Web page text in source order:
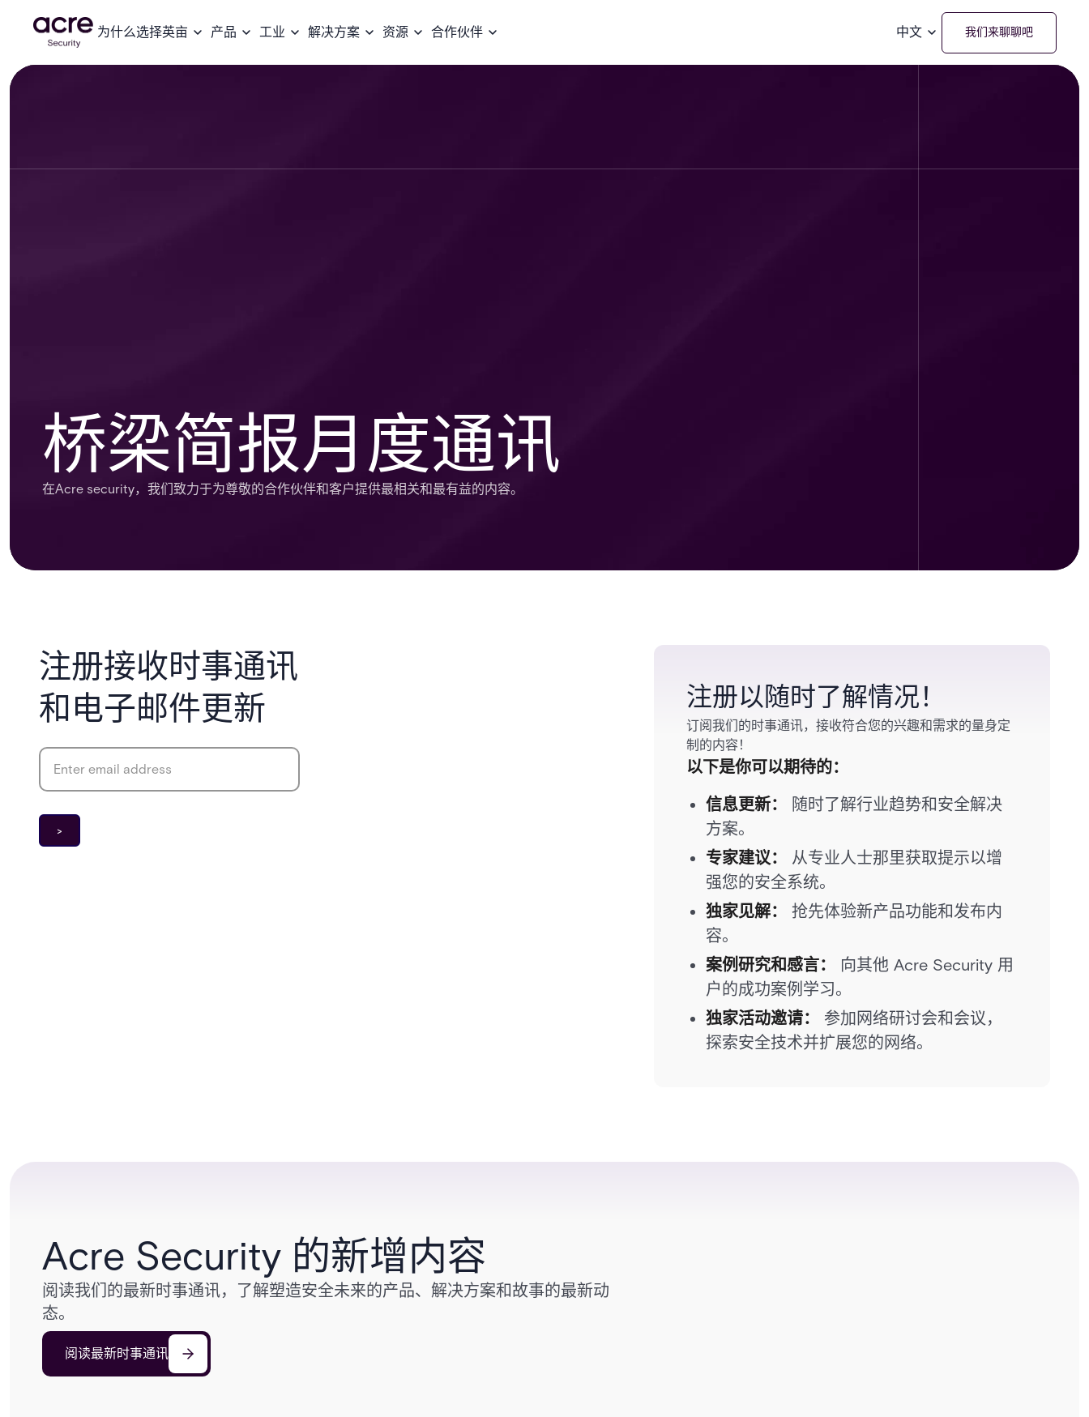
为什么选择英亩 产品 工业 解决方案 资源 合作伙伴 中文 我们来聊聊吧
桥梁简报月度通讯
在Acre security，我们致力于为尊敬的合作伙伴和客户提供最相关和最有益的内容。
注册接收时事通讯
和电子邮件更新
注册以随时了解情况！
订阅我们的时事通讯，接收符合您的兴趣和需求的量身定
制的内容！
以下是你可以期待的：
信息更新：
随时了解行业趋势和安全解决
方案。
专家建议：
从专业人士那里获取提示以增
强您的安全系统。
独家见解：
抢先体验新产品功能和发布内
容。
案例研究和感言：
向其他 Acre Security 用
户的成功案例学习。
独家活动邀请：
参加网络研讨会和会议，
探索安全技术并扩展您的网络。
Acre Security 的新增内容
阅读我们的最新时事通讯，了解塑造安全未来的产品、解决方案和故事的最新动
态。
阅读最新时事通讯